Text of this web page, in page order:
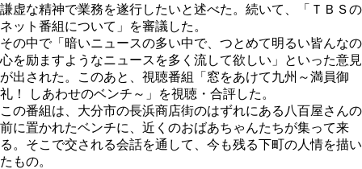
謙虚な精神で業務を遂行したいと述べた。続いて、「ＴＢＳの
ネット番組について」を審議した。
その中で「暗いニュースの多い中で、つとめて明るい皆んなの
心を励ますようなニュースを多く流して欲しい」といった意見
が出された。このあと、視聴番組「窓をあけて九州～満員御
礼！ しあわせのベンチ～」を視聴・合評した。
この番組は、大分市の長浜商店街のはずれにある八百屋さんの
前に置かれたベンチに、近くのおばあちゃんたちが集って来
る。そこで交される会話を通して、今も残る下町の人情を描い
たもの。